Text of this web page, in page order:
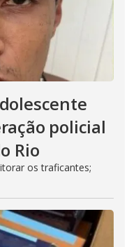
policial
Rio
os traficantes;